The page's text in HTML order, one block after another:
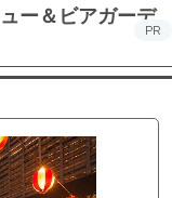
ー＆ビアガーデ
PR